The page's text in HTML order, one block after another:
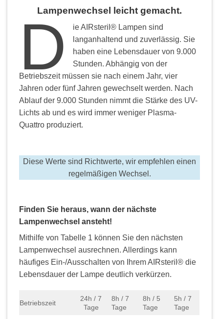
Lampenwechsel leicht gemacht.
D
ie AIRsteril® Lampen sind
langanhaltend und zuverlässig. Sie
haben eine Lebensdauer von 9.000
Stunden. Abhängig von der
Betriebszeit müssen sie nach einem Jahr, vier
Jahren oder fünf Jahren gewechselt werden. Nach
Ablauf der 9.000 Stunden nimmt die Stärke des UV-
Lichts ab und es wird immer weniger Plasma-
Quattro produziert.
Diese Werte sind Richtwerte, wir empfehlen einen
regelmäßigen Wechsel.
Finden Sie heraus, wann der nächste
Lampenwechsel ansteht!
Mithilfe von Tabelle 1 können Sie den nächsten
Lampenwechsel ausrechnen. Allerdings kann
häufiges Ein-/Ausschalten von Ihrem AIRsteril® die
Lebensdauer der Lampe deutlich verkürzen.
Betriebszeit
24h / 7
Tage
8h / 7
Tage
8h / 5
Tage
5h / 7
Tage